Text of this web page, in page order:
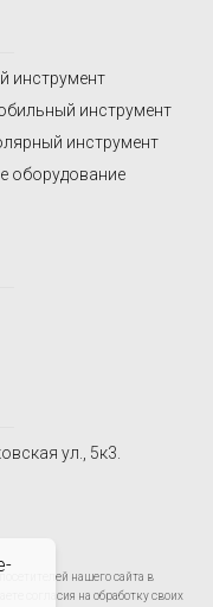
ул., 5к3.
нашего сайта в
согласия на обработку своих
инструмент
инструмент
инструмент
оборудование